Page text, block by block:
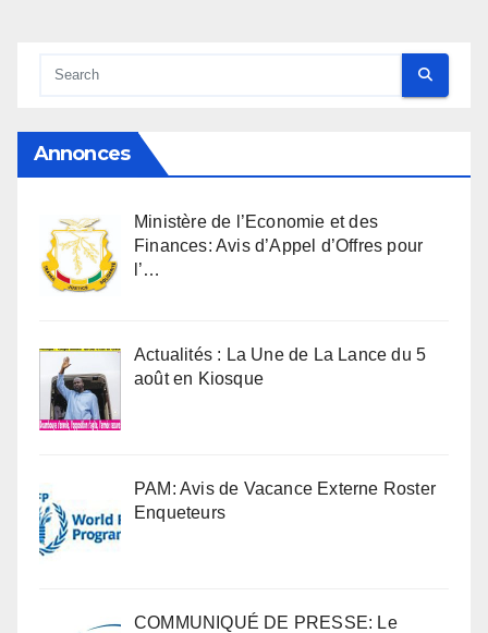
Annonces
Ministère de l’Economie et des
Finances: Avis d’Appel d’Offres pour
l’…
Actualités : La Une de La Lance du 5
août en Kiosque
PAM: Avis de Vacance Externe Roster
Enqueteurs
COMMUNIQUÉ DE PRESSE: Le